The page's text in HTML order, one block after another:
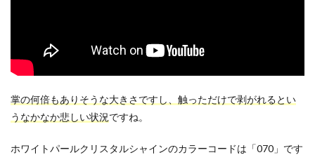
掌の何倍もありそうな大きさですし、触っただけで剥がれるとい
うなかなか悲しい状況ですね。
ホワイトパールクリスタルシャインのカラーコードは「070」です